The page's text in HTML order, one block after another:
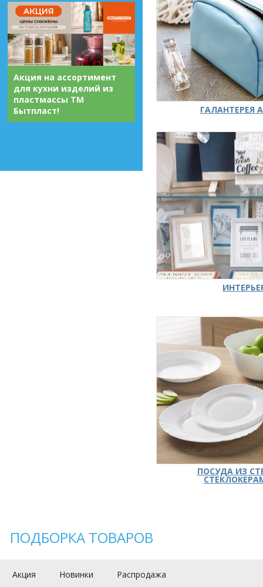
Акция на ассортимент
для кухни изделий из
пластмассы ТМ
Бытпласт!
ГАЛАНТЕРЕЯ
ПОСУДА ИЗ
ПОДБОРКА ТОВАРОВ
Акция Новинки Распродажа